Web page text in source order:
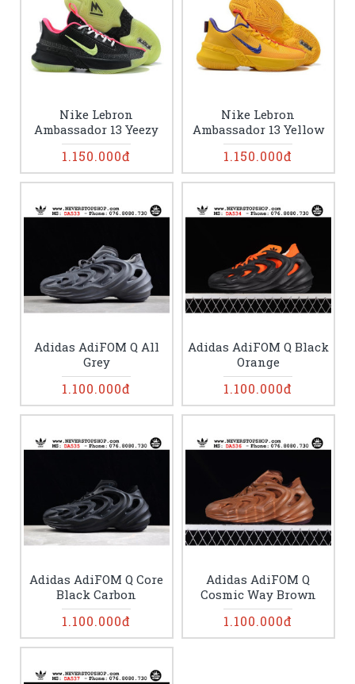
Nike Lebron
Ambassador 13 Yeezy
1.150.000đ
Nike Lebron
Ambassador 13 Yellow
1.150.000đ
Adidas AdiFOM Q All
Grey
1.100.000đ
Adidas AdiFOM Q Black
Orange
1.100.000đ
Adidas AdiFOM Q Core
Black Carbon
1.100.000đ
Adidas AdiFOM Q
Cosmic Way Brown
1.100.000đ